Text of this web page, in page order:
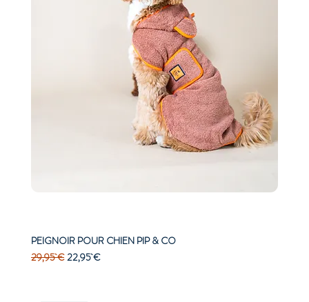
PEIGNOIR POUR CHIEN PIP & CO
Prix original
29,95 € Prix promotionnel
22,95 €